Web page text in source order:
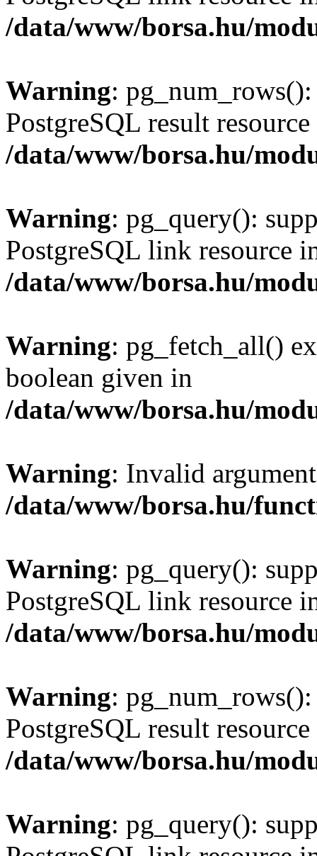
/data/www/borsa.hu/
Warning:
PostgreSQL result
/data/www/borsa.hu/
Warning: pg_query():
PostgreSQL link resource
/data/www/borsa.hu/
Warning: pg_fetch_all()
boolean given in
/data/www/borsa.hu/
Warning: Invalid
/data/www/borsa.hu/
Warning: pg_query():
PostgreSQL link resource
/data/www/borsa.hu/
Warning:
PostgreSQL result
/data/www/borsa.hu/
Warning: pg_query():